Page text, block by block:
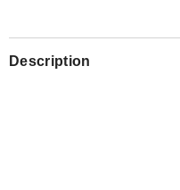
soirée
Description